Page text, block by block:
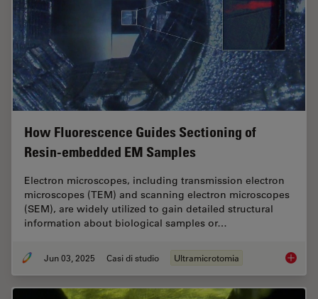
How Fluorescence Guides Sectioning of
Resin-embedded EM Samples
Electron microscopes, including transmission electron
microscopes (TEM) and scanning electron microscopes
(SEM), are widely utilized to gain detailed structural
information about biological samples or…
Jun 03, 2025 Casi di studio Ultramicrotomia How